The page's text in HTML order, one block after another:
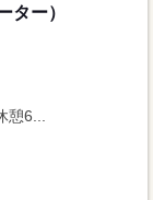
ター）
6...